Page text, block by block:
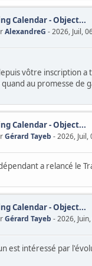
Calendar - Object...
AlexandreG - 2026, Juil,
vôtre inscription
quand au promesse
Calendar - Object...
Gérard Tayeb - 2026, Juil,
a relancé le
Calendar - Object...
Gérard Tayeb - 2026,
est intéressé par